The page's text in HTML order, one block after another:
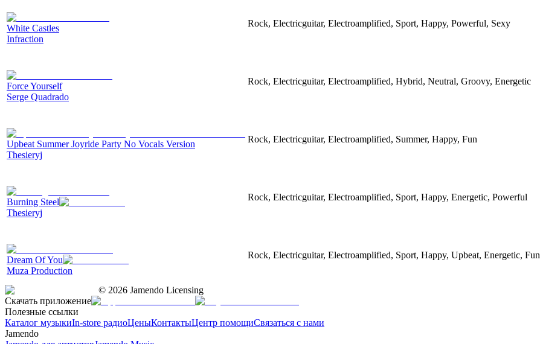
White Castles
Infraction
Rock, Electricguitar, Electroamplified, Sport, Happy, Powerful, Sexy
Force Yourself
Serge Quadrado
Rock, Electricguitar, Electroamplified, Hybrid, Neutral, Groovy, Energetic
Upbeat Summer Joyride Party No Vocals Version
Thesieryj
Rock, Electricguitar, Electroamplified, Summer, Happy, Fun
Burning Steel
Thesieryj
Rock, Electricguitar, Electroamplified, Sport, Happy, Energetic, Powerful
Dream Of You
Muza Production
Rock, Electricguitar, Electroamplified, Sport, Happy, Upbeat, Energetic, Fun
© 2026 Jamendo Licensing
Скачать приложение
Полезные ссылки
Каталог музыкиIn-store радиоЦеныКонтактыЦентр помощиСвязаться с нами
Jamendo